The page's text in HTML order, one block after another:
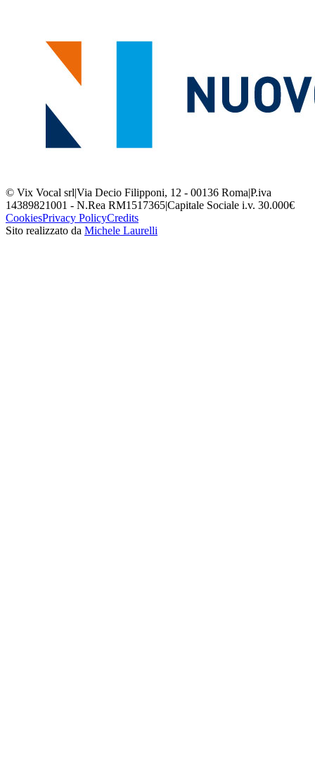
© Vix Vocal srl|Via Decio Filipponi, 12 - 00136 Roma|P.iva
14389821001 - N.Rea RM1517365|Capitale Sociale i.v. 30.000€
CookiesPrivacy PolicyCredits
Sito realizzato da Michele Laurelli